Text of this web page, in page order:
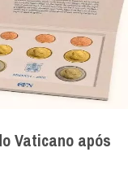
Vaticano após